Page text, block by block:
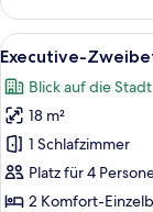
chosen)
anzeigen
Zimmer,
Nichtraucher
(Room
cannot
be
chosen)
Alle
Fotos
für
Executive-
Nichtraucher,
Stadtblick
11
Executive-
Blick auf die Stadt
18 m²
1 Schlafzimmer
Platz für 4
2 Komfort-